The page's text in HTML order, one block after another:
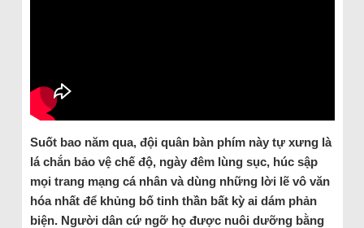
Suốt bao năm qua, đội quân bàn phím này tự xưng là
lá chắn bảo vệ chế độ, ngày đêm lùng sục, húc sập
mọi trang mạng cá nhân và dùng những lời lẽ vô văn
hóa nhất để khủng bố tinh thần bất kỳ ai dám phản
biện. Người dân cứ ngỡ họ được nuôi dưỡng bằng